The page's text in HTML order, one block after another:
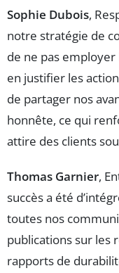
Sophie Dubois,
notre stratégie de
de ne pas
en justifier les
de partager nos
honnête, ce qui
attire des clients
Thomas Garnier,
succès a été
toutes nos
publications sur les
rapports de